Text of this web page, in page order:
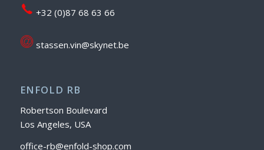
+32 (0)87 68 63 66
stassen.vin@skynet.be
ENFOLD RB
Robertson Boulevard
Los Angeles, USA
office-rb@enfold-shop.com